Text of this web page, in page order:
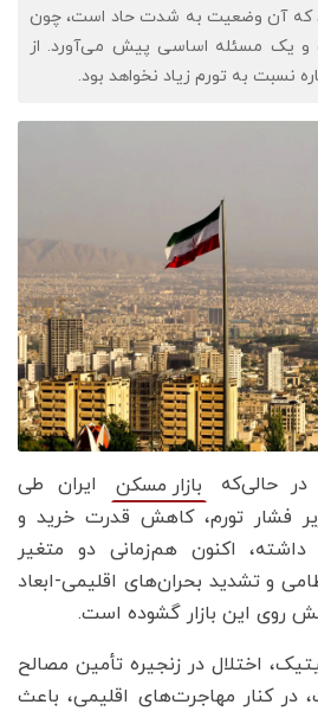
که آن وضعیت به شدت حاد است، چون
و یک مسئله اساسی پیش می‌آورد. از
نسبت به تورم زیاد نخواهد بود.
در حالی‌که بازار مسکن
ایران طی
فشار تورم، کاهش قدرت خرید و
اکنون هم‌زمانی دو متغیر
و تشدید بحران‌های اقلیمی-ابعاد
پیش روی این بازار گشوده است.
اختلال در زنجیره تأمین مصالح
در کنار مهاجرت‌های اقلیمی، باعث